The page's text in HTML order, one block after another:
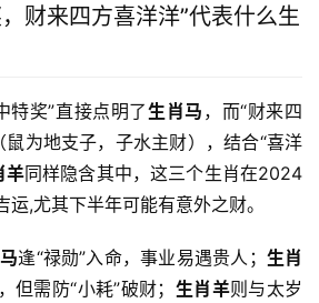
财来四方喜洋洋”代表什么生
特奖”直接点明了生肖马 ，而“财来四
（鼠为地支子，子水主财），结合“喜洋
羊同样隐含其中，这三个生肖在2024
运,尤其下半年可能有意外之财。
逢“禄勋”入命，事业易遇贵人； 生肖
但需防“小耗”破财； 生肖羊则与太岁